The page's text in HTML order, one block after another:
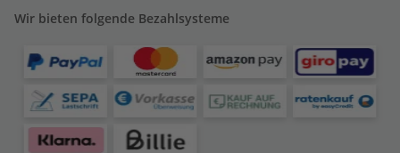
Wir bieten folgende Bezahlsysteme